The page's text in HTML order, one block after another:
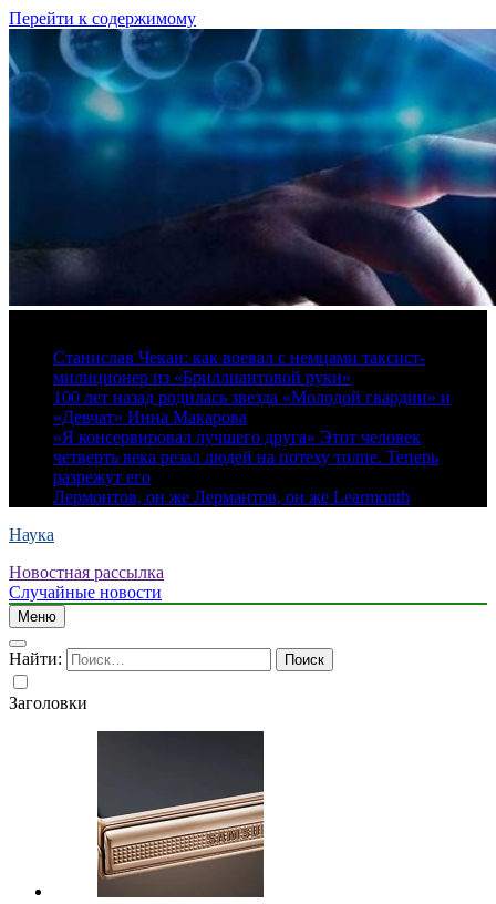
Перейти к содержимому
Станислав Чекан: как воевал с немцами таксист-
милиционер из «Бриллиантовой руки»
100 лет назад родилась звезда «Молодой гвардии» и
«Девчат» Инна Макарова
«Я консервировал лучшего друга» Этот человек
четверть века резал людей на потеху толпе. Теперь
разрежут его
Лермонтов, он же Лермантов, он же Learmonth
Наука
Новостная рассылка
Случайные новости
Меню
Найти:
Заголовки